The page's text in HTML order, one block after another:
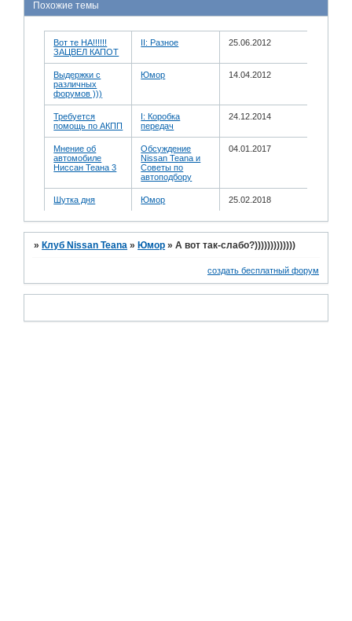
Похожие темы
Вот те НА!!!!!!
ЗАЦВЕЛ КАПОТ
II: Разное 25.06.2012
Выдержки с
различных
форумов )))
Юмор 14.04.2012
Требуется
помощь по АКПП
I: Коробка
передач
24.12.2014
Мнение об
автомобиле
Ниссан Теана 3
Обсуждение
Nissan Teana и
Советы по
автоподбору
04.01.2017
Шутка дня Юмор 25.02.2018
» Клуб Nissan Teana » Юмор »А вот так-слабо?)))))))))))))
создать бесплатный форум